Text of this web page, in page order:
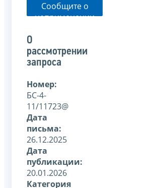
Сообщите о
неприменении
указанного
письма
О
рассмотрении
запроса
Номер:
БС-4-
11/11723@
Дата
письма:
26.12.2025
Дата
публикации:
20.01.2026
Категория